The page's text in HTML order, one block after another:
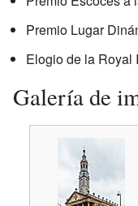
Premio Lugar
Elogio de la Royal
Galería de